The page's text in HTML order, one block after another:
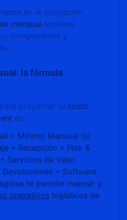
en la cotización,
mensual requiere
componentes y
la fórmula
proyectar tu costo
es:
= Mínimo Mensual (si
+ Recepción + Pick &
Servicios de Valor
+ Software
te permite mapear y
operativos logísticos de